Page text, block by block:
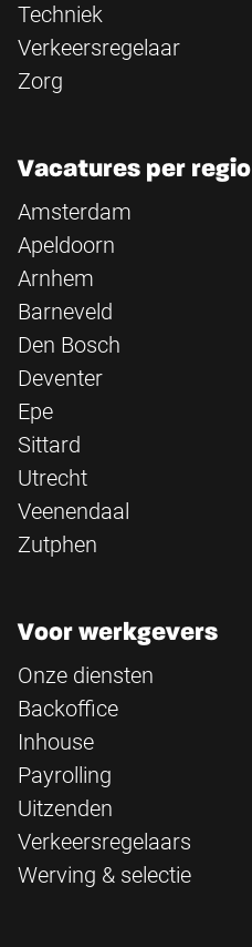
Techniek
Verkeersregelaar
Zorg
Vacatures per regio
Amsterdam
Apeldoorn
Arnhem
Barneveld
Den Bosch
Deventer
Epe
Sittard
Utrecht
Veenendaal
Zutphen
Voor werkgevers
Onze diensten
Backoffice
Inhouse
Payrolling
Uitzenden
Verkeersregelaars
Werving & selectie